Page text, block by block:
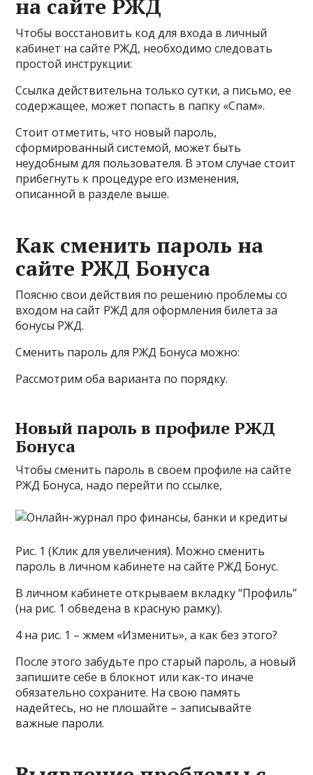
на сайте РЖД
Чтобы восстановить код для входа в личный
кабинет на сайте РЖД, необходимо следовать
простой инструкции:
Ссылка действительна только сутки, а письмо, ее
содержащее, может попасть в папку «Спам».
Стоит отметить, что новый пароль,
сформированный системой, может быть
неудобным для пользователя. В этом случае стоит
прибегнуть к процедуре его изменения,
описанной в разделе выше.
Как сменить пароль на
сайте РЖД Бонуса
Поясню свои действия по решению проблемы со
входом на сайт РЖД для оформления билета за
бонусы РЖД.
Сменить пароль для РЖД Бонуса можно:
Рассмотрим оба варианта по порядку.
Новый пароль в профиле РЖД
Бонуса
Чтобы сменить пароль в своем профиле на сайте
РЖД Бонуса, надо перейти по ссылке,
Рис. 1 (Клик для увеличения). Можно сменить
пароль в личном кабинете на сайте РЖД Бонус.
В личном кабинете открываем вкладку “Профиль”
(на рис. 1 обведена в красную рамку).
4 на рис. 1 – жмем «Изменить», а как без этого?
После этого забудьте про старый пароль, а новый
запишите себе в блокнот или как-то иначе
обязательно сохраните. На свою память
надейтесь, но не плошайте – записывайте
важные пароли.